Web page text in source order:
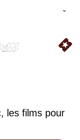
les films pour